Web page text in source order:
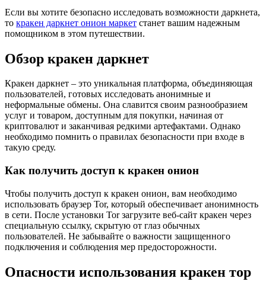
Если вы хотите безопасно исследовать возможности даркнета,
то кракен даркнет онион маркет станет вашим надежным
помощником в этом путешествии.
Обзор кракен даркнет
Кракен даркнет – это уникальная платформа, объединяющая
пользователей, готовых исследовать анонимные и
неформальные обмены. Она славится своим разнообразием
услуг и товаром, доступным для покупки, начиная от
криптовалют и заканчивая редкими артефактами. Однако
необходимо помнить о правилах безопасности при входе в
такую среду.
Как получить доступ к кракен онион
Чтобы получить доступ к кракен онион, вам необходимо
использовать браузер Tor, который обеспечивает анонимность
в сети. После установки Tor загрузите веб-сайт кракен через
специальную ссылку, скрытую от глаз обычных
пользователей. Не забывайте о важности защищенного
подключения и соблюдения мер предосторожности.
Опасности использования кракен тор